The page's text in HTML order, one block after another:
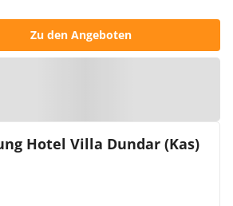
Zu den Angeboten
Hotel Villa Dundar (Kas)